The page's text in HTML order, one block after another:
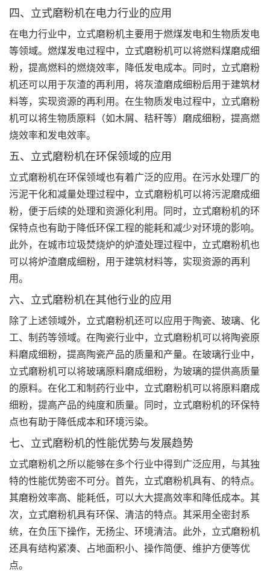
四、立式磨粉机在电力行业的应用
在电力行业中，立式磨粉机主要用于燃煤发电和生物质发电
等领域。燃煤发电过程中，立式磨粉机可以将燃料煤磨成细
粉，提高燃料的燃烧效率，降低发电成本。同时，立式磨粉
机还可以用于灰渣的再利用，将灰渣磨成细粉后用于建筑材
料等，实现资源的再利用。在生物质发电过程中，立式磨粉
机可以将生物质原料（如木屑、秸秆等）磨成细粉，提高燃
烧效率和发电效率。
五、立式磨粉机在环保领域的应用
立式磨粉机在环保领域也有着广泛的应用。在污水处理厂的
污泥干化和减量处理过程中，立式磨粉机可以将污泥磨成细
粉，便于后续的处理和资源化利用。同时，立式磨粉机的环
保特点也有助于降低环保工程的能耗和减少对环境的影响。
此外，在城市垃圾焚烧炉的炉渣处理过程中，立式磨粉机也
可以将炉渣磨成细粉，用于建筑材料等，实现资源的再利
用。
六、立式磨粉机在其他行业的应用
除了上述领域外，立式磨粉机还可以应用于陶瓷、玻璃、化
工、制药等领域。在陶瓷行业中，立式磨粉机可以将陶瓷原
料磨成细粉，提高陶瓷产品的质量和产量。在玻璃行业中，
立式磨粉机可以将玻璃原料磨成细粉，为玻璃的提供高质量
的原料。在化工和制药行业中，立式磨粉机可以将原料磨成
细粉，提高产品的纯度和质量。同时，立式磨粉机的环保特
点也有助于降低成本和环境污染。
七、立式磨粉机的性能优势与发展趋势
立式磨粉机之所以能够在多个行业中得到广泛应用，与其独
特的性能优势密不可分。首先，立式磨粉机具有、的特点。
其磨粉效率高、能耗低，可以大大提高效率和降低成本。其
次，立式磨粉机具有环保、清洁的特点。其采用全密封系
统，在负压下操作，无扬尘、环境清洁。此外，立式磨粉机
还具有结构紧凑、占地面积小、操作简便、维护方便等优
点。